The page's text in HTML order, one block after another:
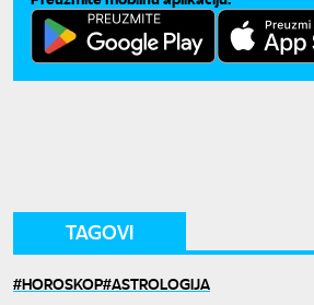
TAGOVI
HOROSKOP ASTROLOGIJA